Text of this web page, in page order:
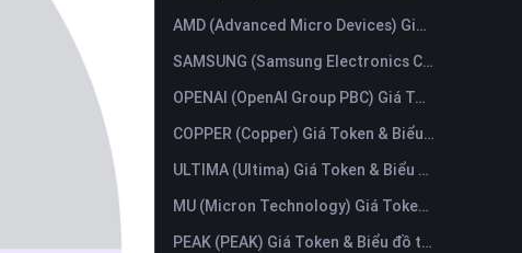
AMD (Advanced Micro Devices) Giá Token & Biểu đồ trực tiếp mới nhất
SAMSUNG (Samsung Electronics Co., Ltd) Giá Token & Biểu đồ trực tiếp mới nhất
OPENAI (OpenAI Group PBC) Giá Token & Biểu đồ trực tiếp mới nhất
COPPER (Copper) Giá Token & Biểu đồ trực tiếp mới nhất
ULTIMA (Ultima) Giá Token & Biểu đồ trực tiếp mới nhất
MU (Micron Technology) Giá Token & Biểu đồ trực tiếp mới nhất
PEAK (PEAK) Giá Token & Biểu đồ trực tiếp mới nhất